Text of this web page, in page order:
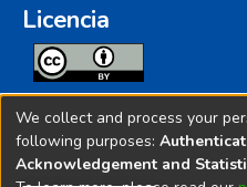
Licencia
Todos los contenidos de
licenciados bajo
Creative Commoms License
We collect and process your
following purposes:
Acknowledgement and